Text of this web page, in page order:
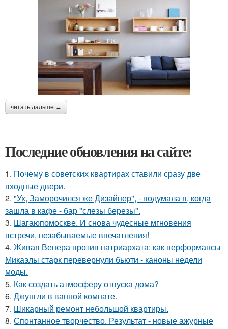
читать дальше →
Последние обновления на сайте:
1. Почему в советских квартирах ставили сразу две
входные двери.
2. "Ух, Заморочился же Дизайнер", - подумала я, когда
зашла в кафе - бар "слезы березы".
3. Шагаюпомоскве. И снова чудесные мгновения
встречи, незабываемые впечатления!
4. Живая Венера против патриархата: как перформансы
Микаэлы старк перевернули бьюти - каноны недели
моды.
5. Как создать атмосферу отпуска дома?
6. Джунгли в ванной комнате.
7. Шикарный ремонт небольшой квартиры.
8. Спонтанное творчество. Результат - новые ажурные